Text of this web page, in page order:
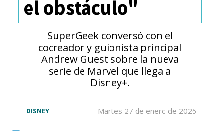
El anuncio fue entregado por
VIZ Media, compañía
estadounidense que posee los
derechos de distribución de
"BLEACH: Thousand-Year Blood
War" fuera de Asia.
el obstáculo"
SuperGeek conversó con el
cocreador y guionista principal
Andrew Guest sobre la nueva
serie de Marvel que llega a
Disney+.
Martes 27 de enero de 2026
DISNEY